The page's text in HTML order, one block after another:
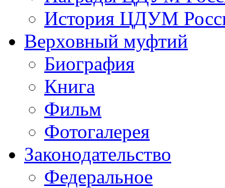
История ЦДУМ
Верховный муфтий
Биография
Книга
Фильм
Фотогалерея
Законодательство
Федеральное